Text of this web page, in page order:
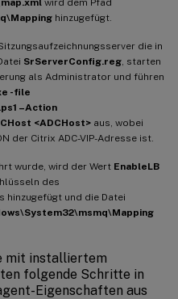
hinzugefügt.
die in
SrServerConfig.reg , starten
als Administrator und führen
-file
–Action
<ADCHost> aus, wobei
der Citrix ADC-VIP-Adresse ist.
wurde, wird der Wert EnableLB
des
hinzugefügt und die Datei
mit installiertem
folgende Schritte in
Eigenschaften aus